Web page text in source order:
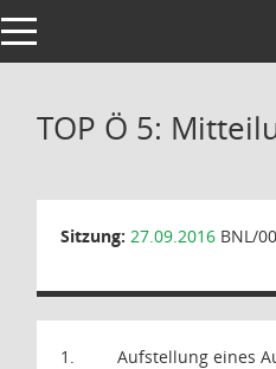
Toggle navigation
TOP Ö 5:
Sitzung: 27.09.2016 BNL/
1.
Aufstellung eines